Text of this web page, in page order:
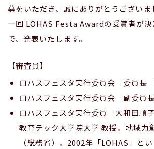
募をいただき、誠にありがとうござい
一回 LOHAS Festa Awardの受賞者が決
で、発表いたします。
【審査員】
ロハスフェスタ実行委員会 委員長
ロハスフェスタ実行委員会 副委員
ロハスフェスタ実行委員 大和田順
教育テック大学院大学 教授。地域力
（総務省）。2002年「LOHAS」と